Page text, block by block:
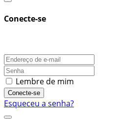
Conecte-se
Lembre de mim
Conecte-se
Esqueceu a senha?